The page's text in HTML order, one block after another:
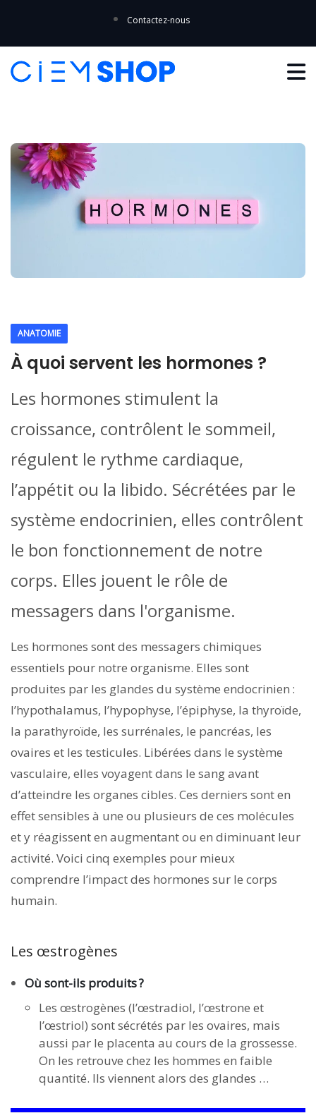
Contactez-nous
ANATOMIE
À quoi servent les hormones ?
Les hormones stimulent la
croissance, contrôlent le sommeil,
régulent le rythme cardiaque,
l’appétit ou la libido. Sécrétées par le
système endocrinien, elles contrôlent
le bon fonctionnement de notre
corps. Elles jouent le rôle de
messagers dans l'organisme.
Les hormones sont des messagers chimiques
essentiels pour notre organisme. Elles sont
produites par les glandes du système endocrinien :
l’hypothalamus, l’hypophyse, l’épiphyse, la thyroïde,
la parathyroïde, les surrénales, le pancréas, les
ovaires et les testicules. Libérées dans le système
vasculaire, elles voyagent dans le sang avant
d’atteindre les organes cibles. Ces derniers sont en
effet sensibles à une ou plusieurs de ces molécules
et y réagissent en augmentant ou en diminuant leur
activité. Voici cinq exemples pour mieux
comprendre l’impact des hormones sur le corps
humain.
Les œstrogènes
Où sont-ils produits ?
Les œstrogènes (l’œstradiol, l’œstrone et
l’œstriol) sont sécrétés par les ovaires, mais
aussi par le placenta au cours de la grossesse.
On les retrouve chez les hommes en faible
quantité. Ils viennent alors des glandes …